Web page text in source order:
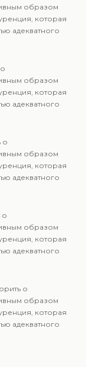
образом
которая
адекватного
образом
которая
адекватного
о
образом
которая
адекватного
о
образом
которая
адекватного
о
образом
которая
адекватного